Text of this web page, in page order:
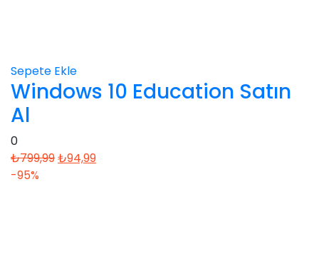
Sepete Ekle
Windows 10 Education Satın
Al
0
₺799,99Orijinal
₺94,99Şu
-95%